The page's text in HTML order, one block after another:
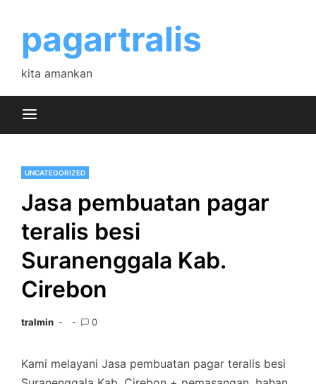
contentpagartralis
kita amankan
UNCATEGORIZED
Jasa pembuatan pagar
teralis besi
Suranenggala Kab.
Cirebon
tralmin 0
Kami melayani Jasa pembuatan pagar teralis besi